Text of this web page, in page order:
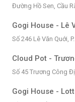
Đường Hồ Sen, Cầu
Gogi House - Lê
Số 246 Lê Văn Quới,
Cloud Pot -
Số 45 Trương Công
Gogi House -